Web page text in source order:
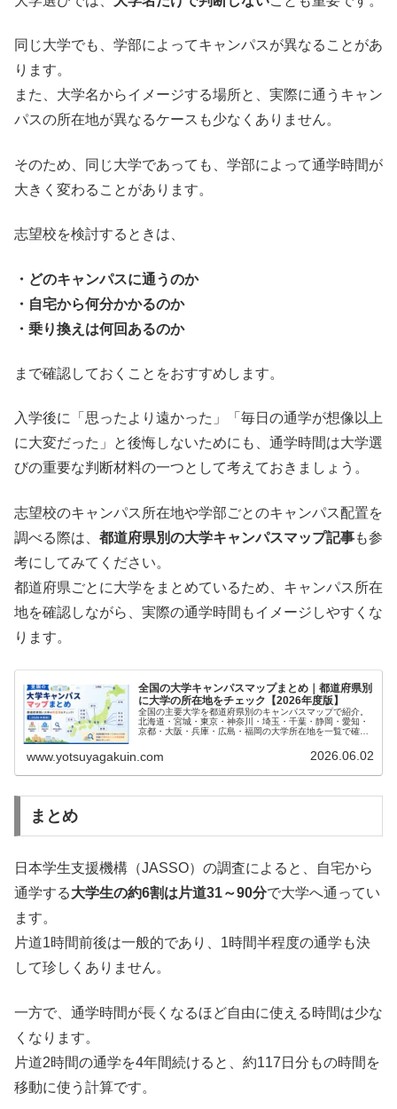
同じ大学でも、学部によってキャンパスが異なることがあ
ります。
また、大学名からイメージする場所と、実際に通うキャン
パスの所在地が異なるケースも少なくありません。
そのため、同じ大学であっても、学部によって通学時間が
大きく変わることがあります。
志望校を検討するときは、
・どのキャンパスに通うのか
・自宅から何分かかるのか
・乗り換えは何回あるのか
まで確認しておくことをおすすめします。
入学後に「思ったより遠かった」「毎日の通学が想像以上
に大変だった」と後悔しないためにも、通学時間は大学選
びの重要な判断材料の一つとして考えておきましょう。
志望校のキャンパス所在地や学部ごとのキャンパス配置を
調べる際は、 都道府県別の大学キャンパスマップ記事も参
考にしてみてください。
都道府県ごとに大学をまとめているため、キャンパス所在
地を確認しながら、実際の通学時間もイメージしやすくな
ります。
全国の大学キャンパスマップまとめ｜都道府県別
に大学の所在地をチェック【2026年度版】
全国の主要大学を都道府県別のキャンパスマップで紹介。
北海道・宮城・東京・神奈川・埼玉・千葉・静岡・愛知・
京都・大阪・兵庫・広島・福岡の大学所在地を一覧で確認
www.yotsuyagakuin.com 2026.06.02
まとめ
日本学生支援機構（JASSO）の調査によると、自宅から
通学する大学生の約6割は片道31～90分で大学へ通ってい
ます。
片道1時間前後は一般的であり、1時間半程度の通学も決
して珍しくありません。
一方で、通学時間が長くなるほど自由に使える時間は少な
くなります。
片道2時間の通学を4年間続けると、約117日分もの時間を
移動に使う計算です。